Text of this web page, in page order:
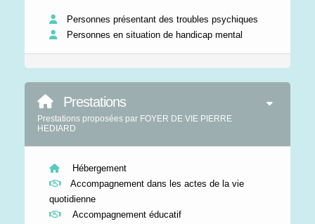
Personnes présentant des troubles psychiques
Personnes en situation de handicap mental
Prestations
Prestations proposées par FOYER DE VIE PIERRE
HEDIARD
Hébergement
Accompagnement dans les actes de la vie
quotidienne
Accompagnement éducatif